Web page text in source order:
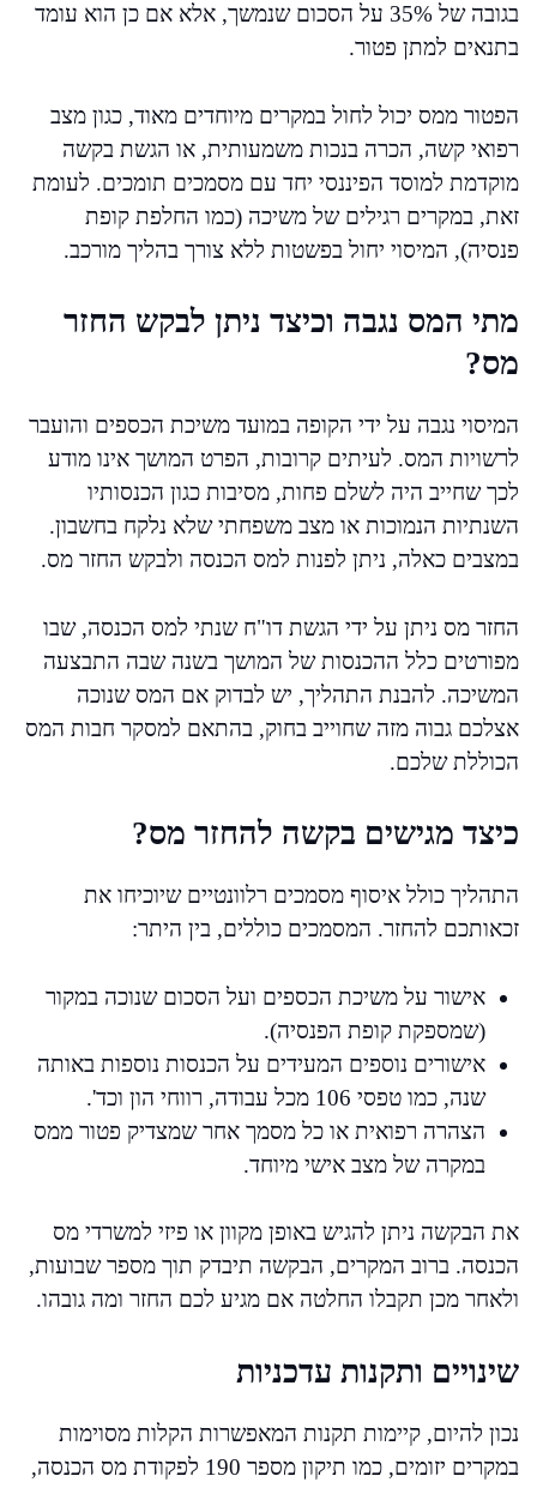
בגובה של 35% על הסכום שנמשך, אלא אם כן הוא עומד
בתנאים למתן פטור.
הפטור ממס יכול לחול במקרים מיוחדים מאוד, כגון מצב
רפואי קשה, הכרה בנכות משמעותית, או הגשת בקשה
מוקדמת למוסד הפיננסי יחד עם מסמכים תומכים. לעומת
זאת, במקרים רגילים של משיכה (כמו החלפת קופת
פנסיה), המיסוי יחול בפשטות ללא צורך בהליך מורכב.
מתי המס נגבה וכיצד ניתן לבקש החזר
מס?
המיסוי נגבה על ידי הקופה במועד משיכת הכספים והועבר
לרשויות המס. לעיתים קרובות, הפרט המושך אינו מודע
לכך שחייב היה לשלם פחות, מסיבות כגון הכנסותיו
השנתיות הנמוכות או מצב משפחתי שלא נלקח בחשבון.
במצבים כאלה, ניתן לפנות למס הכנסה ולבקש החזר מס.
החזר מס ניתן על ידי הגשת דו"ח שנתי למס הכנסה, שבו
מפורטים כלל ההכנסות של המושך בשנה שבה התבצעה
המשיכה. להבנת התהליך, יש לבדוק אם המס שנוכה
אצלכם גבוה מזה שחוייב בחוק, בהתאם למסקר חבות המס
הכוללת שלכם.
כיצד מגישים בקשה להחזר מס?
התהליך כולל איסוף מסמכים רלוונטיים שיוכיחו את
זכאותכם להחזר. המסמכים כוללים, בין היתר:
אישור על משיכת הכספים ועל הסכום שנוכה במקור
(שמספקת קופת הפנסיה).
אישורים נוספים המעידים על הכנסות נוספות באותה
שנה, כמו טפסי 106 מכל עבודה, רווחי הון וכד'.
הצהרה רפואית או כל מסמך אחר שמצדיק פטור ממס
במקרה של מצב אישי מיוחד.
את הבקשה ניתן להגיש באופן מקוון או פיזי למשרדי מס
הכנסה. ברוב המקרים, הבקשה תיבדק תוך מספר שבועות,
ולאחר מכן תקבלו החלטה אם מגיע לכם החזר ומה גובהו.
שינויים ותקנות עדכניות
נכון להיום, קיימות תקנות המאפשרות הקלות מסוימות
במקרים יזומים, כמו תיקון מספר 190 לפקודת מס הכנסה,